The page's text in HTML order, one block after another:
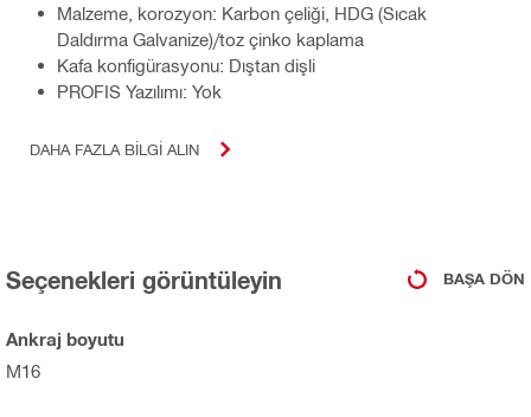
Malzeme, korozyon: Karbon çeliği, HDG (Sıcak
Daldırma Galvanize)/toz çinko kaplama
Kafa konfigürasyonu: Dıştan dişli
PROFIS Yazılımı: Yok
DAHA FAZLA BILGI ALIN
Seçenekleri görüntüleyin BAŞA DÖN
Ankraj boyutu
M16